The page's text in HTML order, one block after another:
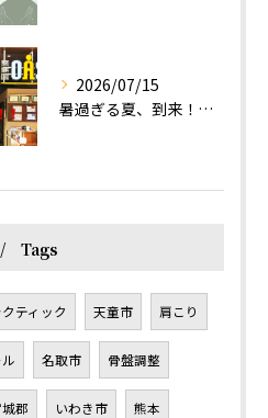
2026/07/15
暑過ぎる夏、到来！だるさを感じる方は、結構不足！？
Tags
ティック 天童市 肩こり
名取市 骨盤調整
郡 いわき市 熊本